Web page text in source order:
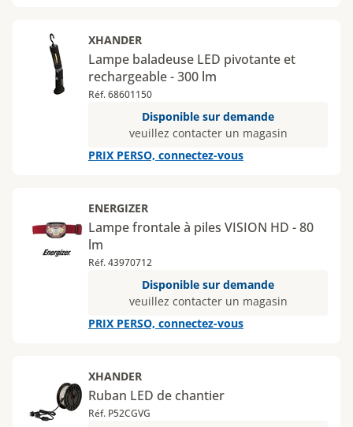
XHANDER
Lampe baladeuse LED pivotante et
rechargeable - 300 lm
Réf. 68601150
Disponible sur demande
veuillez contacter un magasin
PRIX PERSO, connectez-vous
ENERGIZER
Lampe frontale à piles VISION HD - 80
lm
Réf. 43970712
Disponible sur demande
veuillez contacter un magasin
PRIX PERSO, connectez-vous
XHANDER
Ruban LED de chantier
Réf. P52CGVG